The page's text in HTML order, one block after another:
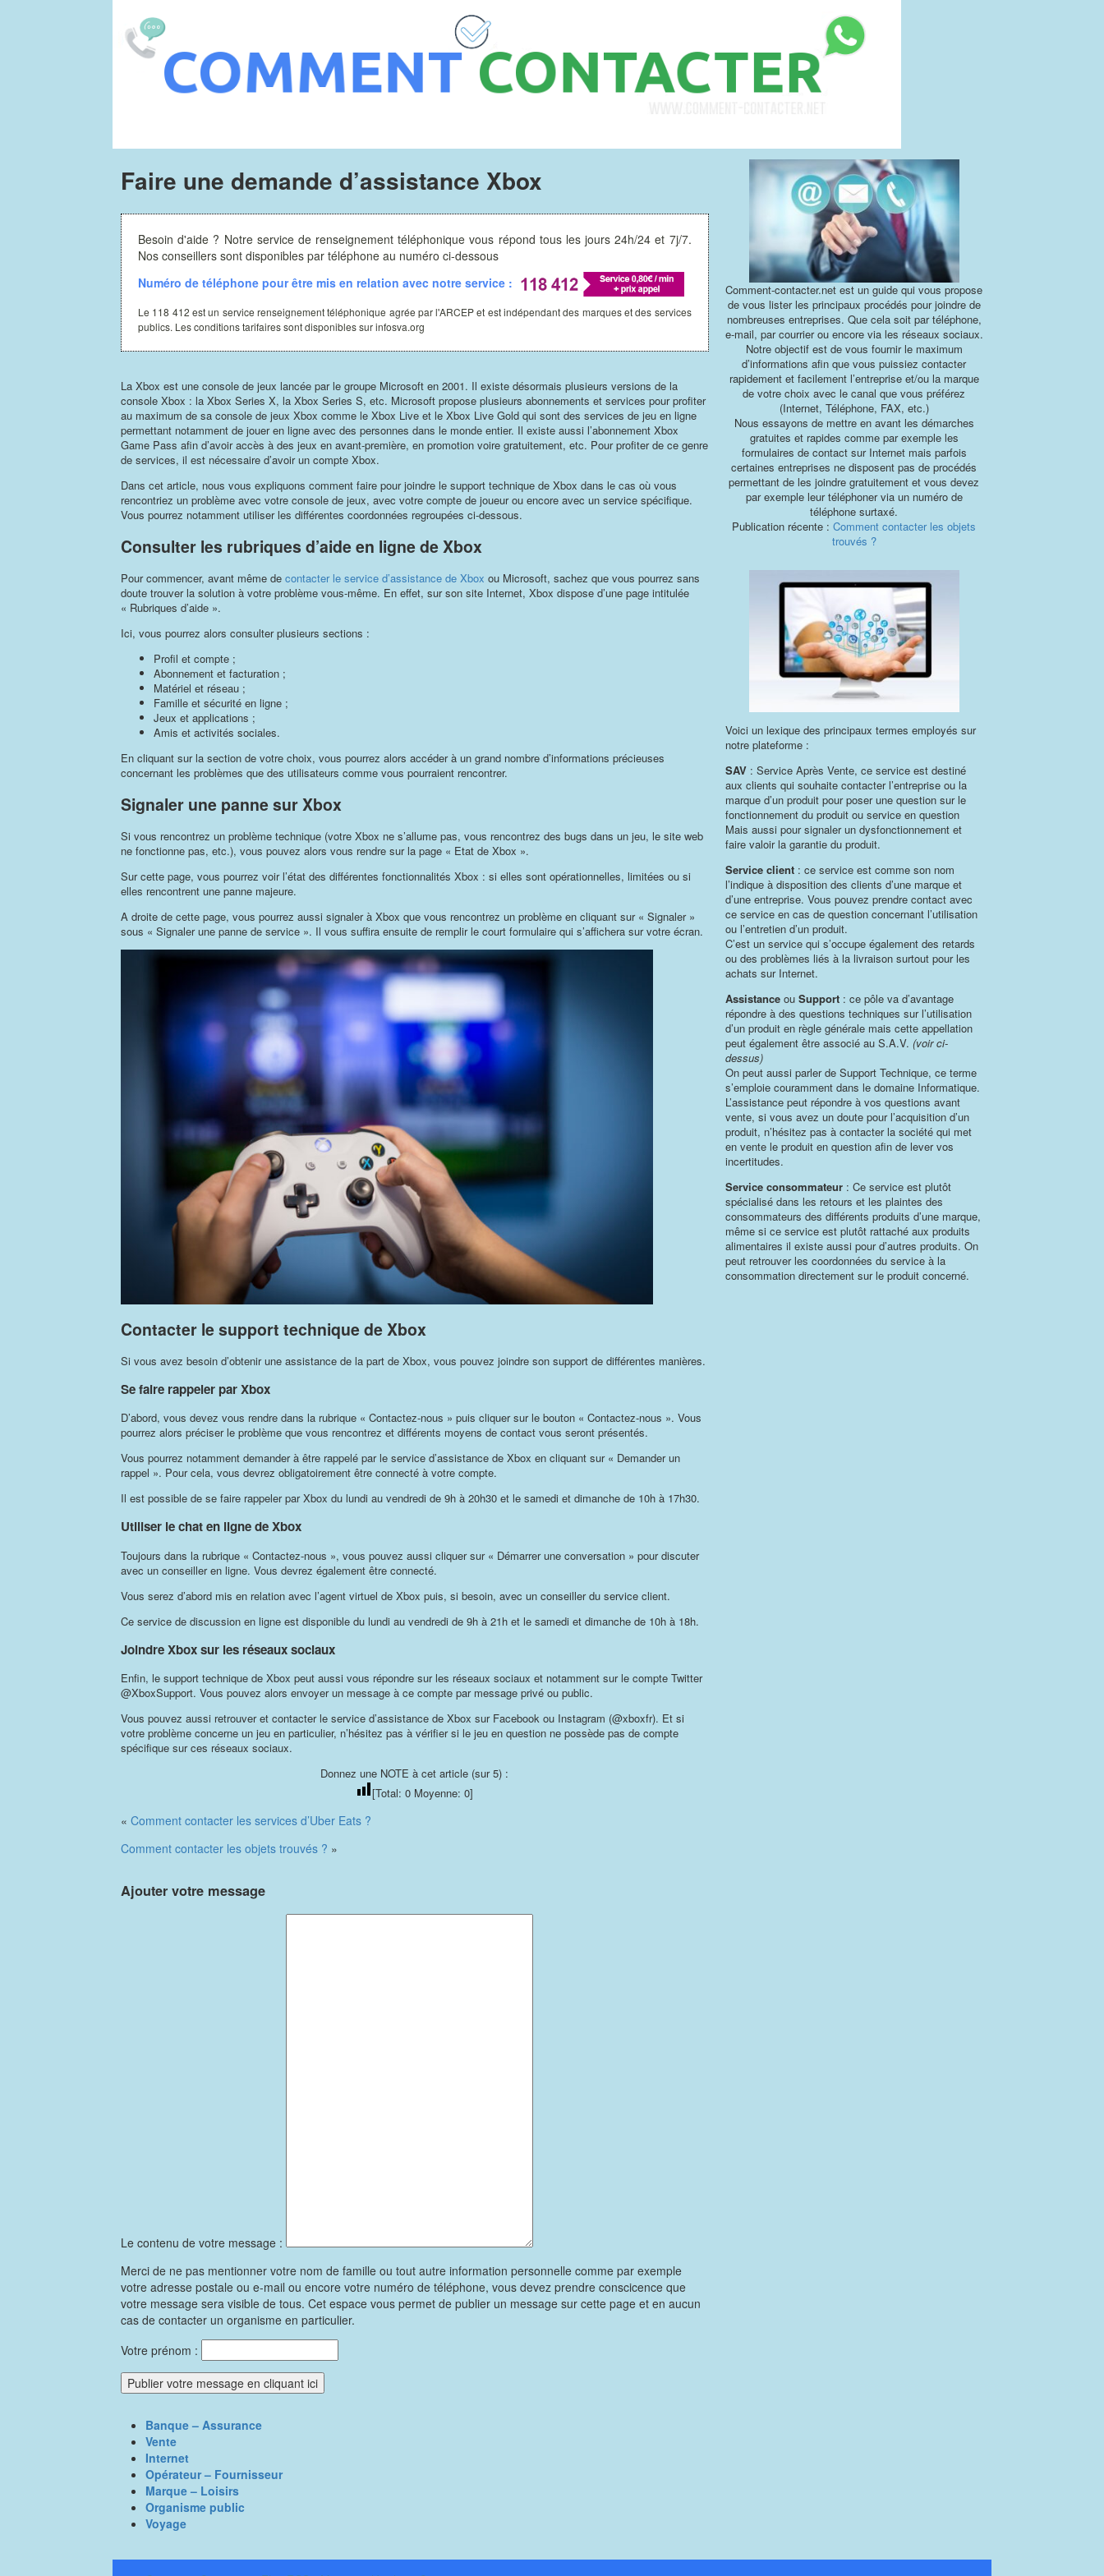
Faire une demande d’assistance Xbox
Besoin d'aide ? Notre service de renseignement téléphonique vous répond tous les jours 24h/24 et 7j/7.
Nos conseillers sont disponibles par téléphone au numéro ci-dessous
Numéro de téléphone pour être mis en relation avec notre service :
Le 118 412 est un service renseignement téléphonique agrée par l'ARCEP et est indépendant des marques et des services
publics. Les conditions tarifaires sont disponibles sur infosva.org
La Xbox est une console de jeux lancée par le groupe Microsoft en 2001. Il existe désormais plusieurs versions de la
console Xbox : la Xbox Series X, la Xbox Series S, etc. Microsoft propose plusieurs abonnements et services pour profiter
au maximum de sa console de jeux Xbox comme le Xbox Live et le Xbox Live Gold qui sont des services de jeu en ligne
permettant notamment de jouer en ligne avec des personnes dans le monde entier. Il existe aussi l’abonnement Xbox
Game Pass afin d’avoir accès à des jeux en avant-première, en promotion voire gratuitement, etc. Pour profiter de ce genre
de services, il est nécessaire d’avoir un compte Xbox.
Dans cet article, nous vous expliquons comment faire pour joindre le support technique de Xbox dans le cas où vous
rencontriez un problème avec votre console de jeux, avec votre compte de joueur ou encore avec un service spécifique.
Vous pourrez notamment utiliser les différentes coordonnées regroupées ci-dessous.
Consulter les rubriques d’aide en ligne de Xbox
Pour commencer, avant même de contacter le service d’assistance de Xbox ou Microsoft, sachez que vous pourrez sans
doute trouver la solution à votre problème vous-même. En effet, sur son site Internet, Xbox dispose d’une page intitulée
« Rubriques d’aide ».
Ici, vous pourrez alors consulter plusieurs sections :
Profil et compte ;
Abonnement et facturation ;
Matériel et réseau ;
Famille et sécurité en ligne ;
Jeux et applications ;
Amis et activités sociales.
En cliquant sur la section de votre choix, vous pourrez alors accéder à un grand nombre d’informations précieuses
concernant les problèmes que des utilisateurs comme vous pourraient rencontrer.
Signaler une panne sur Xbox
Si vous rencontrez un problème technique (votre Xbox ne s’allume pas, vous rencontrez des bugs dans un jeu, le site web
ne fonctionne pas, etc.), vous pouvez alors vous rendre sur la page « Etat de Xbox ».
Sur cette page, vous pourrez voir l’état des différentes fonctionnalités Xbox : si elles sont opérationnelles, limitées ou si
elles rencontrent une panne majeure.
A droite de cette page, vous pourrez aussi signaler à Xbox que vous rencontrez un problème en cliquant sur « Signaler »
sous « Signaler une panne de service ». Il vous suffira ensuite de remplir le court formulaire qui s’affichera sur votre écran.
Contacter le support technique de Xbox
Si vous avez besoin d’obtenir une assistance de la part de Xbox, vous pouvez joindre son support de différentes manières.
Se faire rappeler par Xbox
D’abord, vous devez vous rendre dans la rubrique « Contactez-nous » puis cliquer sur le bouton « Contactez-nous ». Vous
pourrez alors préciser le problème que vous rencontrez et différents moyens de contact vous seront présentés.
Vous pourrez notamment demander à être rappelé par le service d’assistance de Xbox en cliquant sur « Demander un
rappel ». Pour cela, vous devrez obligatoirement être connecté à votre compte.
Il est possible de se faire rappeler par Xbox du lundi au vendredi de 9h à 20h30 et le samedi et dimanche de 10h à 17h30.
Utiliser le chat en ligne de Xbox
Toujours dans la rubrique « Contactez-nous », vous pouvez aussi cliquer sur « Démarrer une conversation » pour discuter
avec un conseiller en ligne. Vous devrez également être connecté.
Vous serez d’abord mis en relation avec l’agent virtuel de Xbox puis, si besoin, avec un conseiller du service client.
Ce service de discussion en ligne est disponible du lundi au vendredi de 9h à 21h et le samedi et dimanche de 10h à 18h.
Joindre Xbox sur les réseaux sociaux
Enfin, le support technique de Xbox peut aussi vous répondre sur les réseaux sociaux et notamment sur le compte Twitter
@XboxSupport. Vous pouvez alors envoyer un message à ce compte par message privé ou public.
Vous pouvez aussi retrouver et contacter le service d’assistance de Xbox sur Facebook ou Instagram (@xboxfr). Et si
votre problème concerne un jeu en particulier, n’hésitez pas à vérifier si le jeu en question ne possède pas de compte
spécifique sur ces réseaux sociaux.
Donnez une NOTE à cet article (sur 5) :
[Total:0 Moyenne:0]
« Comment contacter les services d’Uber Eats ?
Comment contacter les objets trouvés ? »
Ajouter votre message
Le contenu de votre message :
Merci de ne pas mentionner votre nom de famille ou tout autre information personnelle comme par exemple
votre adresse postale ou e-mail ou encore votre numéro de téléphone, vous devez prendre conscicence que
votre message sera visible de tous. Cet espace vous permet de publier un message sur cette page et en aucun
cas de contacter un organisme en particulier.
Votre prénom :
Comment-contacter.net est un guide qui vous propose
de vous lister les principaux procédés pour joindre de
nombreuses entreprises. Que cela soit par téléphone,
e-mail, par courrier ou encore via les réseaux sociaux.
Notre objectif est de vous fournir le maximum
d’informations afin que vous puissiez contacter
rapidement et facilement l’entreprise et/ou la marque
de votre choix avec le canal que vous préférez
(Internet, Téléphone, FAX, etc.)
Nous essayons de mettre en avant les démarches
gratuites et rapides comme par exemple les
formulaires de contact sur Internet mais parfois
certaines entreprises ne disposent pas de procédés
permettant de les joindre gratuitement et vous devez
par exemple leur téléphoner via un numéro de
téléphone surtaxé.
Publication récente :Comment contacter les objets
trouvés ?
Voici un lexique des principaux termes employés sur
notre plateforme :
SAV: Service Après Vente, ce service est destiné
aux clients qui souhaite contacter l’entreprise ou la
marque d’un produit pour poser une question sur le
fonctionnement du produit ou service en question
Mais aussi pour signaler un dysfonctionnement et
faire valoir la garantie du produit.
Service client: ce service est comme son nom
l’indique à disposition des clients d’une marque et
d’une entreprise. Vous pouvez prendre contact avec
ce service en cas de question concernant l’utilisation
ou l’entretien d’un produit.
C’est un service qui s’occupe également des retards
ou des problèmes liés à la livraison surtout pour les
achats sur Internet.
Assistanceou Support: ce pôle va d’avantage
répondre à des questions techniques sur l’utilisation
d’un produit en règle générale mais cette appellation
peut également être associé au S.A.V. (voir ci-
dessus)
On peut aussi parler de Support Technique, ce terme
s’emploie couramment dans le domaine Informatique.
L’assistance peut répondre à vos questions avant
vente, si vous avez un doute pour l’acquisition d’un
produit, n’hésitez pas à contacter la société qui met
en vente le produit en question afin de lever vos
incertitudes.
Service consommateur: Ce service est plutôt
spécialisé dans les retours et les plaintes des
consommateurs des différents produits d’une marque,
même si ce service est plutôt rattaché aux produits
alimentaires il existe aussi pour d’autres produits. On
peut retrouver les coordonnées du service à la
consommation directement sur le produit concerné.
Banque – Assurance
Vente
Internet
Opérateur – Fournisseur
Marque – Loisirs
Organisme public
Voyage